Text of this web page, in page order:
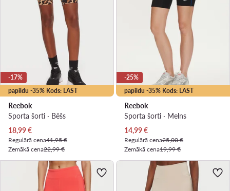
papildu -35% Kods: LAST
-17%
Reebok
Sporta šorti · Bēšs
Pašreizējā cena
18,99€
Regulārā cena41,95 €
Zemākā cena22,99 €
papildu -35% Kods: LAST
-25%
Reebok
Sporta šorti · Melns
Pašreizējā cena
14,99€
Regulārā cena25,00 €
Zemākā cena19,99 €